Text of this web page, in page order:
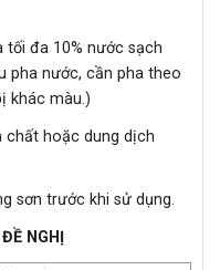
tối đa 10% nước sạch
pha nước, cần pha theo
khác màu.)
chất hoặc dung dịch
sơn trước khi sử dụng.
NGHỊ